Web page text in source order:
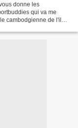
donne les
qui va me
cambodgienne de l'ile